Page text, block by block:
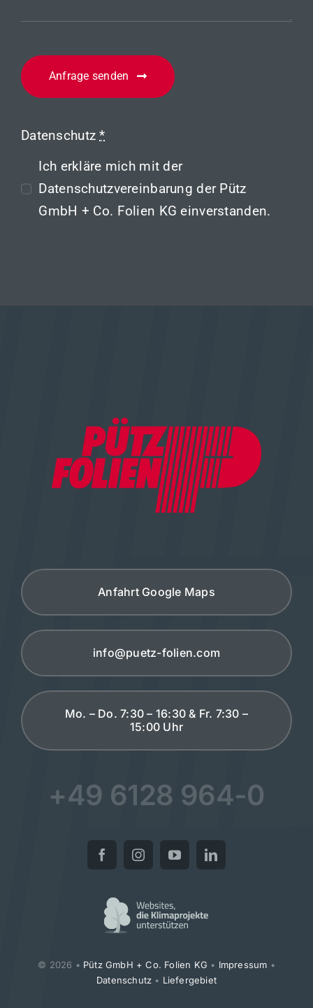
Anfrage senden
Datenschutz*
Ich erkläre mich mit der
Datenschutzvereinbarung der Pütz
GmbH + Co. Folien KG einverstanden.
Anfahrt Google Maps
info@puetz-folien.com
Mo. – Do. 7:30 – 16:30 & Fr. 7:30 –
15:00 Uhr
+49 6128 964-0
© 2026 • Pütz GmbH + Co. Folien KG • Impressum •
Datenschutz • Liefergebiet